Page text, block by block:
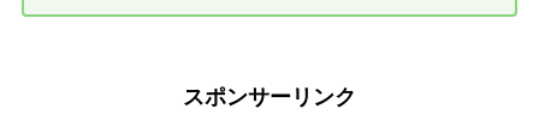
スポンサーリンク